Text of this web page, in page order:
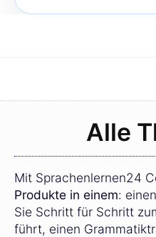
Alle
Mit Sprachenlernen24
Produkte in einem:
Sie Schritt für Schritt
führt, einen